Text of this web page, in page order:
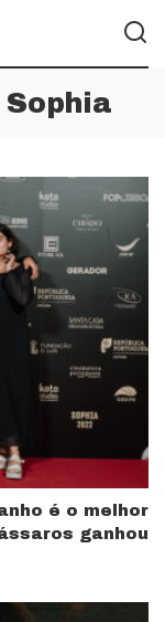
Sophia
é o melhor
ganhou